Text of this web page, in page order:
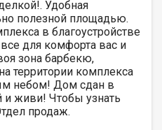
Удобная
полезной площадью.
в благоустройстве
для комфорта вас и
зона барбекю,
территории комплекса
небом! Дом сдан в
и живи! Чтобы узнать
продаж.